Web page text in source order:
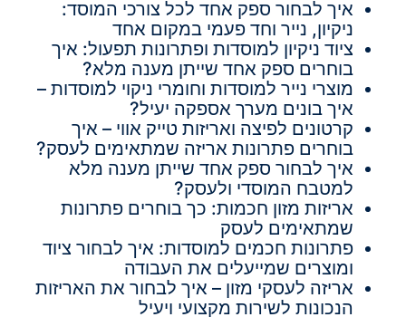
איך לבחור ספק אחד לכל צורכי המוסד:
ניקיון, נייר וחד פעמי במקום אחד
ציוד ניקיון למוסדות ופתרונות תפעול: איך
בוחרים ספק אחד שייתן מענה מלא?
מוצרי נייר למוסדות וחומרי ניקוי למוסדות –
איך בונים מערך אספקה יעיל?
קרטונים לפיצה ואריזות טייק אווי – איך
בוחרים פתרונות אריזה שמתאימים לעסק?
איך לבחור ספק אחד שייתן מענה מלא
למטבח המוסדי ולעסק?
אריזות מזון חכמות: כך בוחרים פתרונות
שמתאימים לעסק
פתרונות חכמים למוסדות: איך לבחור ציוד
ומוצרים שמייעלים את העבודה
אריזה לעסקי מזון – איך לבחור את האריזות
הנכונות לשירות מקצועי ויעיל